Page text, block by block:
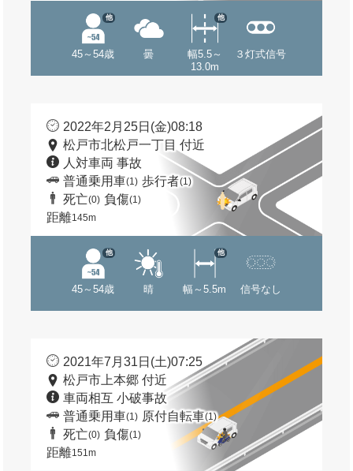
45～54歳
他
曇
幅5.5～
13.0m
他
３灯式信号
2022年2月25日(金)08:18
松戸市北松戸一丁目 付近
人対車両 事故
普通乗用車(1) 歩行者(1)
死亡(0) 負傷(1)
距離145m
45～54歳
他
晴 幅～5.5m
他
信号なし
2021年7月31日(土)07:25
松戸市上本郷 付近
車両相互 小破事故
普通乗用車(1) 原付自転車(1)
死亡(0) 負傷(1)
距離151m